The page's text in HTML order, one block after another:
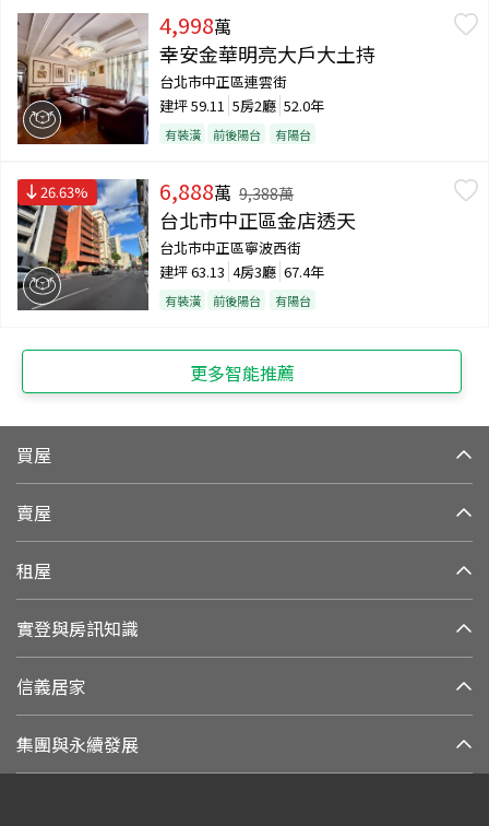
4,998萬
幸安金華明亮大戶大土持
台北市中正區連雲街
建坪59.11 5房2廳 52.0年
有裝潢 前後陽台 有陽台
26.63% 6,888萬 9,388萬
台北市中正區金店透天
台北市中正區寧波西街
建坪63.13 4房3廳 67.4年
有裝潢 前後陽台 有陽台
更多智能推薦
買屋
賣屋
租屋
實登與房訊知識
信義居家
集團與永續發展